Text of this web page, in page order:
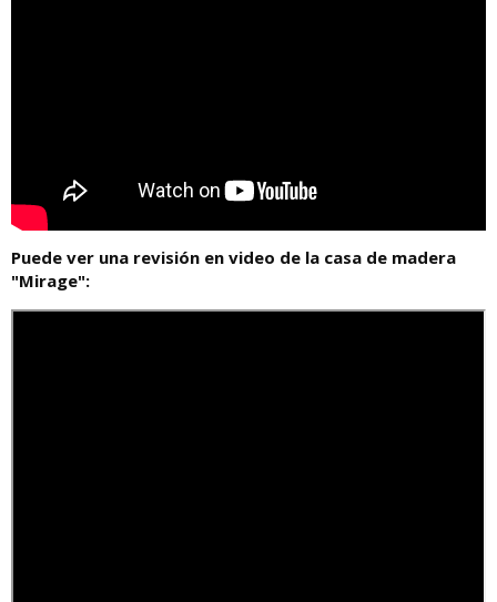
Puede ver una revisión en video de la casa de madera
"Mirage":